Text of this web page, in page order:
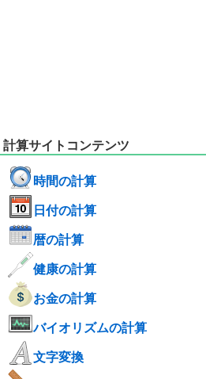
計算サイトコンテンツ
時間の計算
日付の計算
暦の計算
健康の計算
お金の計算
バイオリズムの計算
文字変換